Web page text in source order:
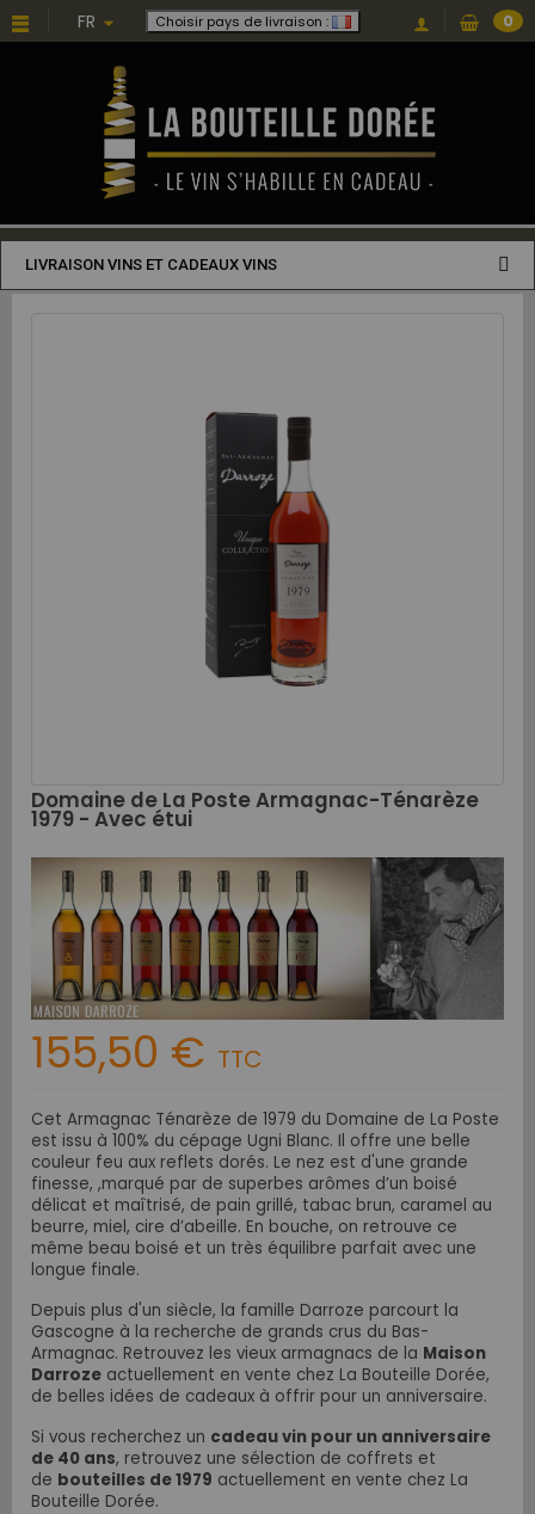
FR Choisir pays de livraison : 0
LIVRAISON VINS ET CADEAUX VINS
Domaine de La Poste Armagnac-Ténarèze
1979 - Avec étui
155,50 € TTC
Cet Armagnac Ténarèze de 1979 du Domaine de La Poste
est issu à 100% du cépage Ugni Blanc. Il offre une belle
couleur feu aux reflets dorés. Le nez est d'une grande
finesse, ,marqué par de superbes arômes d’un boisé
délicat et maîtrisé, de pain grillé, tabac brun, caramel au
beurre, miel, cire d’abeille. En bouche, on retrouve ce
même beau boisé et un très équilibre parfait avec une
longue finale.
Depuis plus d'un siècle, la famille Darroze parcourt la
Gascogne à la recherche de grands crus du Bas-
Armagnac. Retrouvez les vieux armagnacs de la Maison
Darroze actuellement en vente chez La Bouteille Dorée,
de belles idées de cadeaux à offrir pour un anniversaire.
Si vous recherchez un cadeau vin pour un anniversaire
de 40 ans, retrouvez une sélection de coffrets et
de bouteilles de 1979 actuellement en vente chez La
Bouteille Dorée.